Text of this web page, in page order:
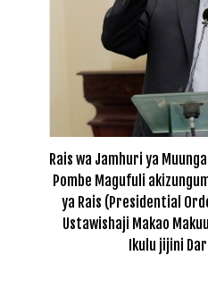
Rais wa Jamhuri ya
Pombe Magufuli
ya Rais (Presidential
Ustawishaji Makao
Ikulu jijini